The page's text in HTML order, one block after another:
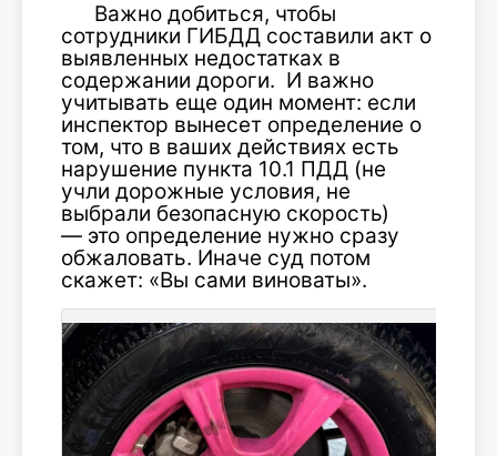
Важно добиться, чтобы
сотрудники ГИБДД составили акт о
выявленных недостатках в
содержании дороги. И важно
учитывать еще один момент: если
инспектор вынесет определение о
том, что в ваших действиях есть
нарушение пункта 10.1 ПДД (не
учли дорожные условия, не
выбрали безопасную скорость)
— это определение нужно сразу
обжаловать. Иначе суд потом
скажет: «Вы сами виноваты».